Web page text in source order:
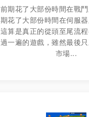
前期花了大部份時間在戰
期花了大部份時間在伺服器
這算是真正的從頭至尾流
過一遍的遊戲，雖然最後
市場...